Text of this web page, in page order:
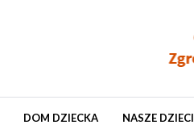
DOM DZIECKA NASZE DZIECI